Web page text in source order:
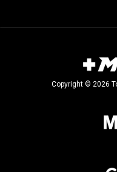
Copyright © 2026